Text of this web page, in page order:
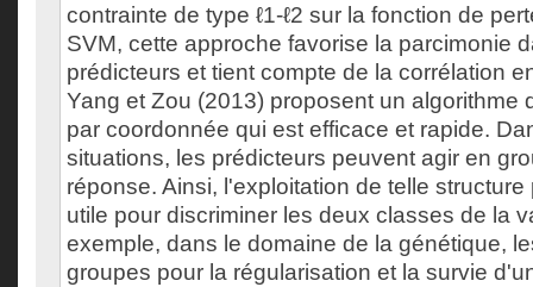
contrainte de type ℓ1-ℓ2 sur la fonction de
SVM, cette approche favorise la parcimonie
prédicteurs et tient compte de la corrélation
Yang et Zou (2013) proposent un algorithme
par coordonnée qui est efficace et rapide.
situations, les prédicteurs peuvent agir en
réponse. Ainsi, l'exploitation de telle
utile pour discriminer les deux classes de la
exemple, dans le domaine de la génétique,
groupes pour la régularisation et la survie